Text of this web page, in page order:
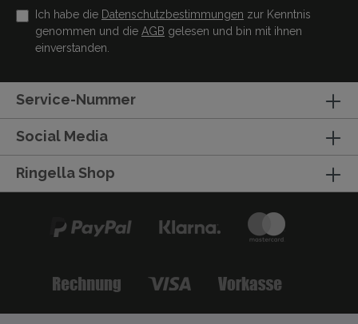
Ich habe die Datenschutzbestimmungen zur Kenntnis
genommen und die AGB gelesen und bin mit ihnen
einverstanden.
Service-Nummer
Social Media
Ringella Shop